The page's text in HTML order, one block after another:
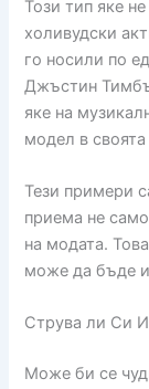
Този тип яке
холивудски
го носили по
Джъстин
яке на
модел в
Тези примери
приема не
на модата.
може да бъде
Струва ли Си
Може би се